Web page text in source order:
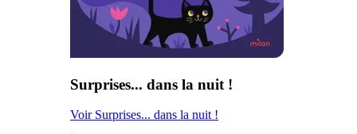
Surprises... dans la nuit !
Voir Surprises... dans la nuit !